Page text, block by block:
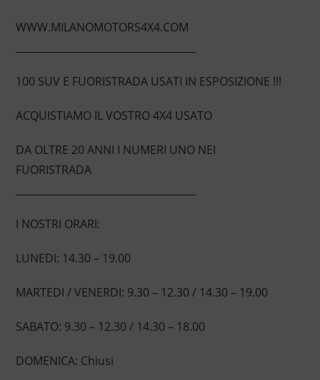
WWW.MILANOMOTORS4X4.COM
100 SUV E FUORISTRADA USATI IN ESPOSIZIONE !!!
ACQUISTIAMO IL VOSTRO 4X4 USATO
DA OLTRE 20 ANNI I NUMERI UNO NEI
FUORISTRADA
I NOSTRI ORARI:
LUNEDI: 14.30 – 19.00
MARTEDI / VENERDI: 9.30 – 12.30 / 14.30 – 19.00
SABATO: 9.30 – 12.30 / 14.30 – 18.00
DOMENICA: Chiusi